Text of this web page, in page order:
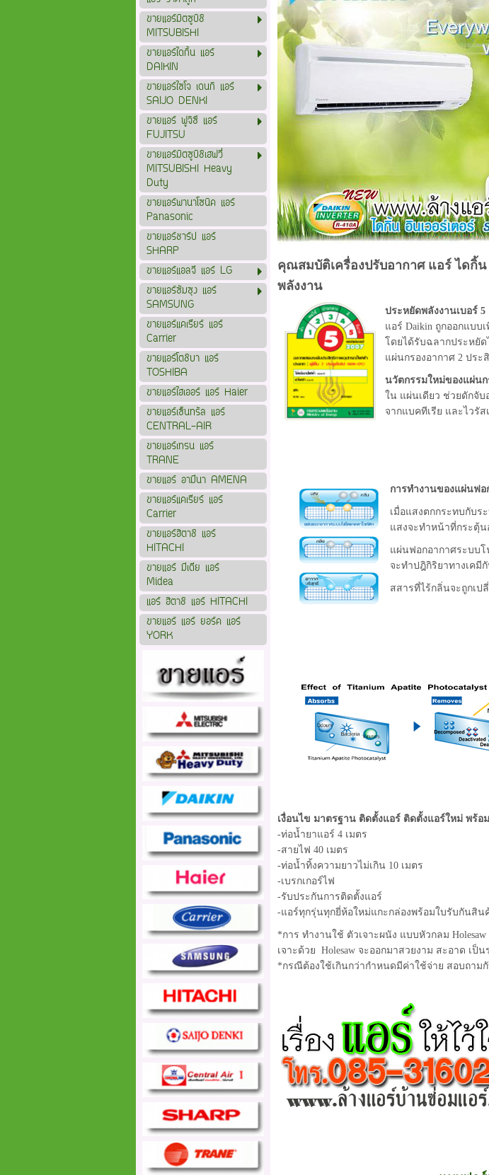
ขายแอร์มิตซูบิชิ
MITSUBISHI
ขายแอร์ไดกิ้น แอร์
DAIKIN
ขายแอร์ไซโจ เดนกิ แอร์
SAIJO DENKI
ขายแอร์ ฟูจิซึ แอร์
FUJITSU
ขายแอร์มิตซูบิชิเฮฟวี่
MITSUBISHI Heavy
Duty
ขายแอร์พานาโซนิค แอร์
Panasonic
ขายแอร์ชาร์ป แอร์
SHARP
ขายแอร์แอลจี แอร์ LG
ขายแอร์ซัมซุง แอร์
SAMSUNG
ขายแอร์แคเรียร์ แอร์
Carrier
ขายแอร์โตชิบา แอร์
TOSHIBA
ขายแอร์ไฮเออร์ แอร์ Haier
ขายแอร์เซ็นทรัล แอร์
CENTRAL-AIR
ขายแอร์เทรน แอร์
TRANE
ขายแอร์ อามีนา AMENA
ขายแอร์แคเรียร์ แอร์
Carrier
ขายแอร์ฮิตาชิ แอร์
HITACHI
ขายแอร์ มีเดีย แอร์
Midea
แอร์ ฮิตาชิ แอร์ HITACHI
ขายแอร์ แอร์ ยอร์ค แอร์
YORK
คุณสมบัติเครื่องปรับอากาศ แอร์ ไดกิ้น
พลังงาน
ประหยัดพลังงานเบอร์ 5
แอร์ Daikin ถูกออกแบบ
โดยได้รับฉลากประหยัด
แผ่นกรองอากาศ 2 ประ
นวัตกรรมใหม่ของแผ่น
ใน แผ่นเดียว ช่วยดักจั
จากแบคทีเรีย และไวรั
การทำงานของแผ่นฟ
เมื่อแสงตกกระทบกับ
แสงจะทำหน้าที่กระตุ้
แผ่นฟอกอากาศระบบ
จะทำปฎิกิริยาทางเคมี
สสารที่ไร้กลิ่นจะถูกเป
เงื่อนไข มาตรฐาน ติดตั้งแอร์ ติดตั้งแอร์ใหม่ พร้
-ท่อน้ำยาแอร์ 4 เมตร
-สายไฟ 40 เมตร
-ท่อน้ำทิ้งความยาวไม่เกิน 10 เมตร
-เบรกเกอร์ไฟ
-รับประกันการติดตั้งแอร์
-แอร์ทุกรุ่นทุกยี่ห้อใหม่แกะกล่องพร้อมใบรับกันสิน
*การ ทำงานใช้ ตัวเจาะผนัง แบบหัวกลม
เจาะด้วย Holesaw จะออกมาสวยงาม สะอาด เป็น
*กรณีต้องใช้เกินกว่ากำหนดมีค่าใช้จ่าย สอบถาม